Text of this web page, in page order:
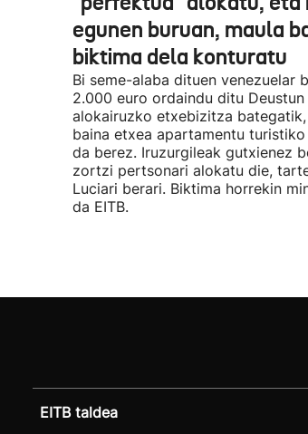
egunen buruan, maula
biktima dela konturatu
Bi seme-alaba dituen venezuelar
2.000 euro ordaindu ditu Deustun
alokairuzko etxebizitza bategatik,
baina etxea apartamentu
da berez. Iruzurgileak gutxienez
zortzi pertsonari alokatu die,
Luciari berari. Biktima horrekin
da EITB.
EITB taldea